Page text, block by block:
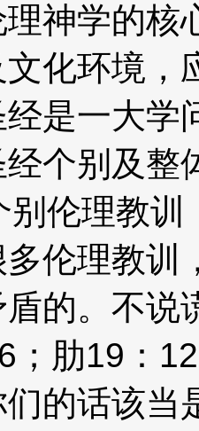
神学的核
化环境，
是一大学
经个别及整
伦理教训
伦理教训
的。不说
；肋19：
的话该当